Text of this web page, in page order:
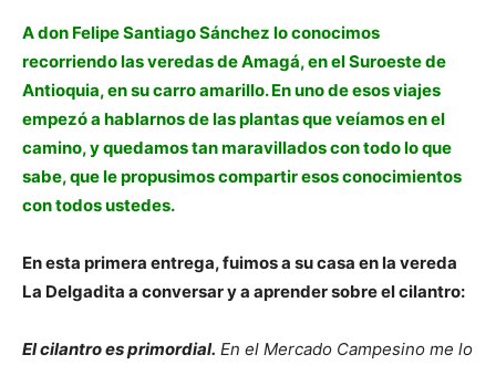
A don Felipe Santiago Sánchez lo conocimos
recorriendo las veredas de Amagá, en el Suroeste de
Antioquia, en su carro amarillo. En uno de esos viajes
empezó a hablarnos de las plantas que veíamos en el
camino, y quedamos tan maravillados con todo lo que
sabe, que le propusimos compartir esos conocimientos
con todos ustedes.
En esta primera entrega, fuimos a su casa en la vereda
La Delgadita a conversar y a aprender sobre el cilantro:
El cilantro es primordial. En el Mercado Campesino me lo